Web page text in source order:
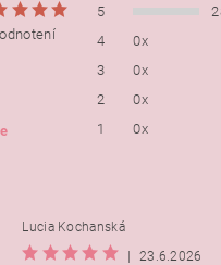
5
4
0x
3
0x
2
0x
1
0x
Lucia Kochanská
23.6.2026